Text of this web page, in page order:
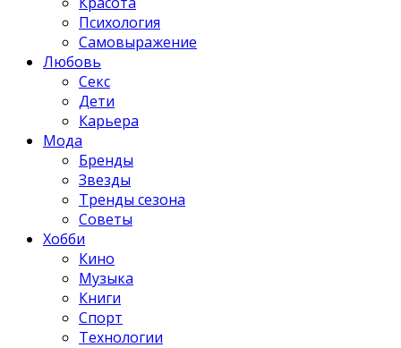
Психология
Самовыражение
Любовь
Секс
Дети
Карьера
Мода
Бренды
Звезды
Тренды сезона
Советы
Хобби
Кино
Музыка
Книги
Спорт
Технологии